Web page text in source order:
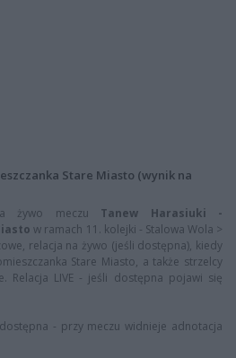
Stare Miasto (wynik na
żywo meczu Tanew Harasiuki -
w ramach 11. kolejki - Stalowa Wola >
relacja na żywo (jeśli dostępna), kiedy
Stare Miasto, a także strzelcy
Relacja LIVE - jeśli dostępna pojawi się
- przy meczu widnieje adnotacja